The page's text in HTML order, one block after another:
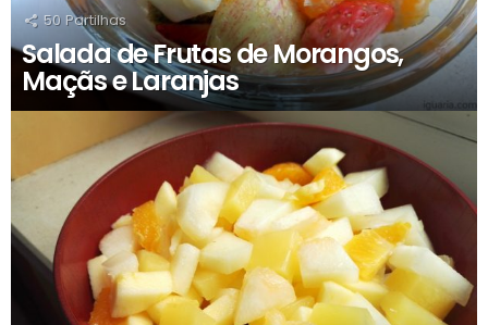
50 Partilhas
Salada de Frutas de Morangos,
Maçãs e Laranjas